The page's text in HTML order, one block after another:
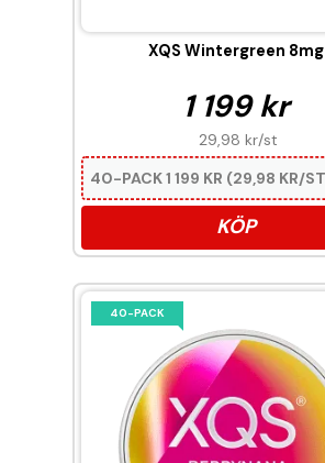
XQS Wintergreen 8mg
1 199 kr
29,98 kr/st
KÖP
40-PACK